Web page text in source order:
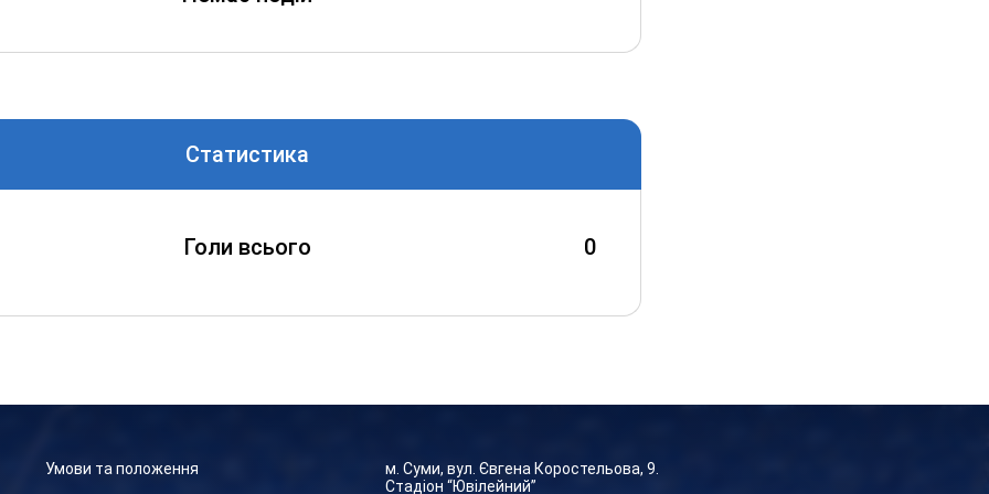
Статистика
Голи всього 0
Умови та положення
м. Суми, вул. Євгена Коростельова, 9.
Стадіон “Ювілейний”